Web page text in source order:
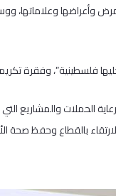
وأعراضها وعلاماتها،
فلسطينية”، وفقرة
الحملات والمشاريع
بالقطاع وحفظ صحة